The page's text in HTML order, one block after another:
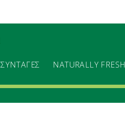
ΣΥΝΤΑΓΕΣ NATURALLY FRESH